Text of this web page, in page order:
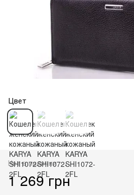
Цвет
Нет в наличии
1 269 грн